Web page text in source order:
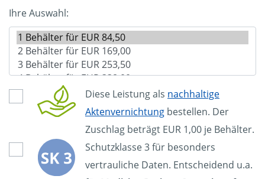
Ihre Auswahl:
Diese Leistung als nachhaltige
Aktenvernichtung bestellen. Der
Zuschlag beträgt EUR 1,00 je Behälter.
Schutzklasse 3 für besonders
vertrauliche Daten. Entscheidend u.a.